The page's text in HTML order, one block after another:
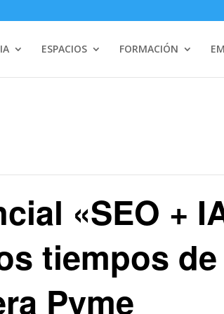
ESPACIOS FORMACIÓN
«SEO +
tiempos de
Pyme